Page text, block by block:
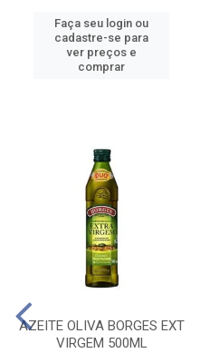
Faça seu login ou
cadastre-se para
ver preços e
comprar
AZEITE OLIVA BORGES EXT
VIRGEM 500ML